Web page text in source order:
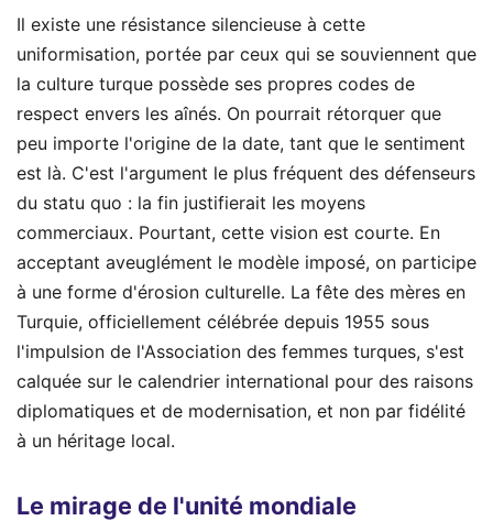
Il existe une résistance silencieuse à cette
uniformisation, portée par ceux qui se souviennent que
la culture turque possède ses propres codes de
respect envers les aînés. On pourrait rétorquer que
peu importe l'origine de la date, tant que le sentiment
est là. C'est l'argument le plus fréquent des défenseurs
du statu quo : la fin justifierait les moyens
commerciaux. Pourtant, cette vision est courte. En
acceptant aveuglément le modèle imposé, on participe
à une forme d'érosion culturelle. La fête des mères en
Turquie, officiellement célébrée depuis 1955 sous
l'impulsion de l'Association des femmes turques, s'est
calquée sur le calendrier international pour des raisons
diplomatiques et de modernisation, et non par fidélité
à un héritage local.
Le mirage de l'unité mondiale